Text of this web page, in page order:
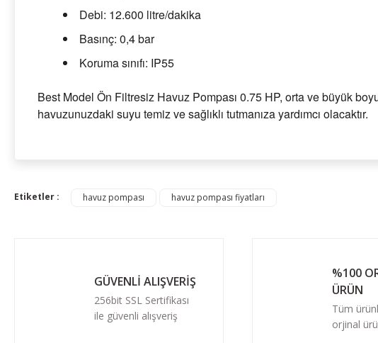
Debi: 12.600 litre/dakika
Basınç: 0,4 bar
Koruma sınıfı: IP55
Best Model Ön Filtresiz Havuz Pompası 0.75 HP, orta ve büyük
havuzunuzdaki suyu temiz ve sağlıklı tutmanıza yardımcı olacaktır.
Etiketler : havuz pompası havuz pompası fiyatları
GÜVENLİ ALIŞVERİŞ
256bit SSL Sertifikası
ile güvenli alışveriş
%100
ÜRÜN
Tüm
orjinal